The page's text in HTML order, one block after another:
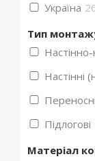
Україна
Тип
Настінно-
Настінні
Переносні
Підлогові
Матеріал